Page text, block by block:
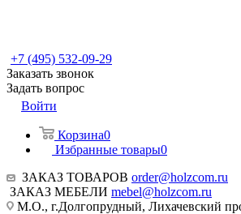
+7 (495) 532-09-29
Заказать звонок
Задать вопрос
Войти
Корзина0
Избранные товары0
ЗАКАЗ ТОВАРОВ order@holzcom.ru
ЗАКАЗ МЕБЕЛИ mebel@holzcom.ru
М.О., г.Долгопрудный, Лихачевский